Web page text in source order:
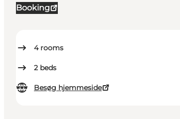
Booking
4 rooms
2 beds
Besøg hjemmeside